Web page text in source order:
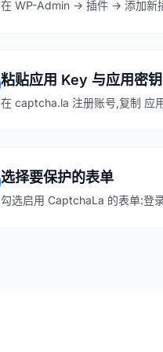
在 WP-Admin → 插件 → 添加新
粘贴应用 Key 与应用密钥
在 captcha.la 注册账号,复制 应
选择要保护的表单
勾选启用 CaptchaLa 的表单:登